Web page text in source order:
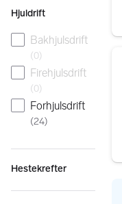
Hjuldrift
Bakhjulsdrift
(0)
Firehjulsdrift
(0)
Forhjulsdrift
(24)
Hestekrefter